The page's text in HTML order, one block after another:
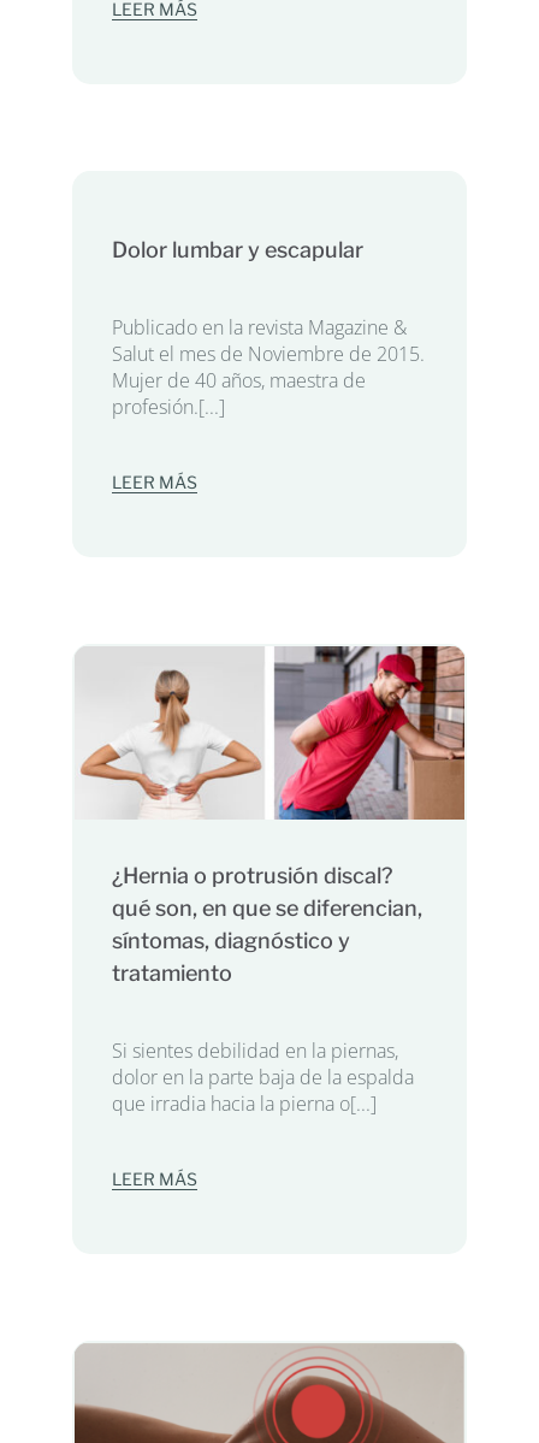
LEER MÁS
Dolor lumbar y escapular
Publicado en la revista Magazine &
Salut el mes de Noviembre de 2015.
Mujer de 40 años, maestra de
profesión.[...]
LEER MÁS
¿Hernia o protrusión discal?
qué son, en que se diferencian,
síntomas, diagnóstico y
tratamiento
Si sientes debilidad en la piernas,
dolor en la parte baja de la espalda
que irradia hacia la pierna o[...]
LEER MÁS